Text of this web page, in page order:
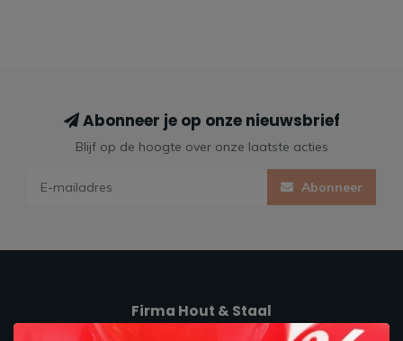
Abonneer je op onze nieuwsbrief
Blijf op de hoogte over onze laatste acties
Abonneer
Firma Hout & Staal